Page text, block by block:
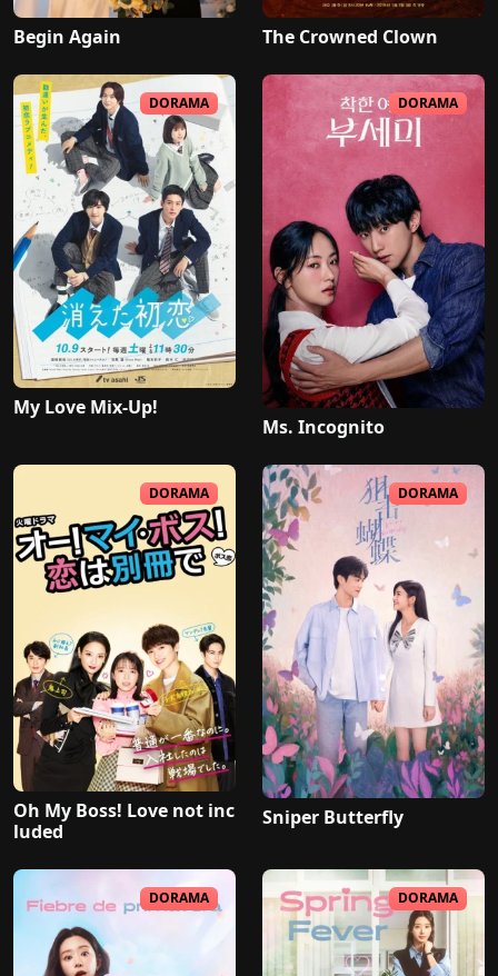
Begin Again The Crowned Clown
DORAMA
My Love Mix-Up!
DORAMA
Ms. Incognito
DORAMA
Oh My Boss! Love not inc
luded
DORAMA
Sniper Butterfly
DORAMA DORAMA